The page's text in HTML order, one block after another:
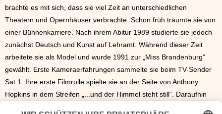
brachte es mit sich, dass sie viel Zeit an unterschiedlichen
Theatern und Opernhäuser verbrachte. Schon früh träumte sie von
einer Bühnenkarriere. Nach ihrem Abitur 1989 studierte sie jedoch
zunächst Deutsch und Kunst auf Lehramt. Während dieser Zeit
arbeitete sie als Model und wurde 1991 zur „Miss Brandenburg“
gewählt. Erste Kameraerfahrungen sammelte sie beim TV-Sender
Sat.1. Ihre erste Filmrolle spielte sie an der Seite von Anthony
Hopkins in dem Streifen „...und der Himmel steht still“. Daraufhin